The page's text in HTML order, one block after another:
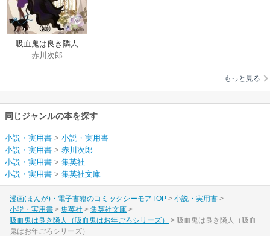
吸血鬼は良き隣人
（吸血鬼はお年ごろ
シリーズ）
赤川次郎
もっと見る
同じジャンルの本を探す
小説・実用書 > 小説・実用書
小説・実用書 > 赤川次郎
小説・実用書 > 集英社
小説・実用書 > 集英社文庫
漫画(まんが)・電子書籍のコミックシーモアTOP
小説・実用書
小説・実用書
集英社
集英社文庫
吸血鬼は良き隣人（吸血鬼はお年ごろシリーズ）
吸血鬼は良き隣人（吸血
鬼はお年ごろシリーズ）